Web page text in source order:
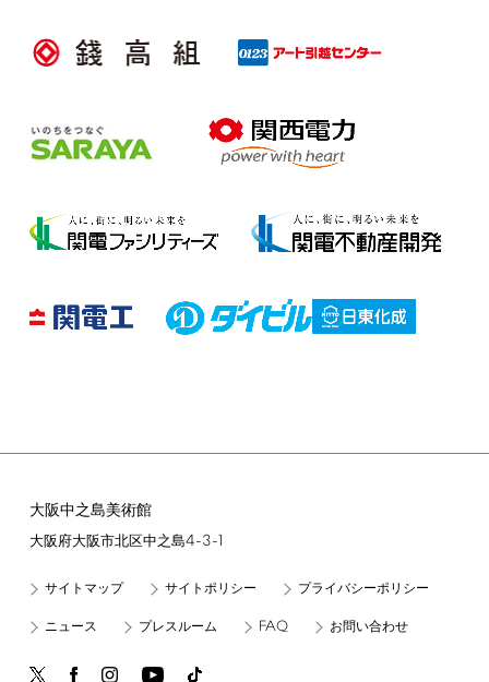
大阪中之島美術館
大阪府大阪市北区中之島4-3-1
サイトマップ サイトポリシー プライバシーポリシー
ニュース プレスルーム FAQ お問い合わせ